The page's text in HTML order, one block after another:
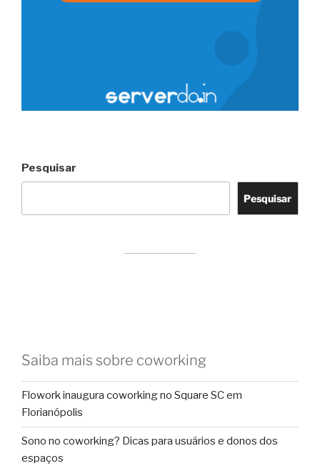
Pesquisar
Pesquisar
Saiba mais sobre coworking
Flowork inaugura coworking no Square SC em
Florianópolis
Sono no coworking? Dicas para usuários e donos dos
espaços